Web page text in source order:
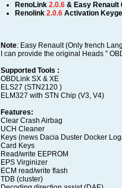
RenoLink 2.0.6 & Easy Renault
Renolink 2.0.6 Activation
.
Note: Easy Renault (Only french
I can provide the original Heads ”
.
Supported Tools :
OBDLink SX & XE
ELS27 (STN2120 )
ELM327 with STN Chip (V3, V4)
.
Features:
Clear Crash Airbag
UCH Cleaner
Keys (news Dacia Duster Docker
Card Keys
Read/write EEPROM
EPS Virginizer
ECM read/write flash
TDB (cluster)